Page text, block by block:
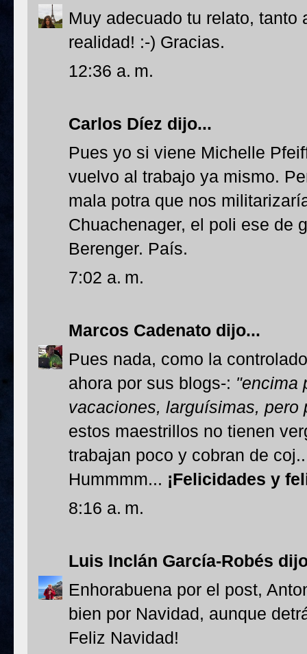
Muy adecuado tu relato, tanto
realidad! :-) Gracias.
12:36 a. m.
Carlos Díez dijo...
Pues yo si viene Michelle
vuelvo al trabajo ya mismo.
mala potra que nos
Chuachenager, el poli ese de
Berenger. País.
7:02 a. m.
Marcos Cadenato dijo...
Pues nada, como la
ahora por sus blogs-: "encima
vacaciones, larguísimas, pero
estos maestrillos no tienen
trabajan poco y cobran de
Hummmm... ¡Felicidades y
8:16 a. m.
Luis Inclán García-Robés
Enhorabuena por el post,
bien por Navidad, aunque
Feliz Navidad!